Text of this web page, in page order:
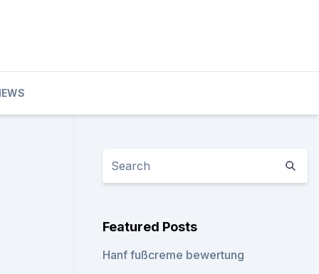
Featured Posts
Hanf fußcreme bewertung